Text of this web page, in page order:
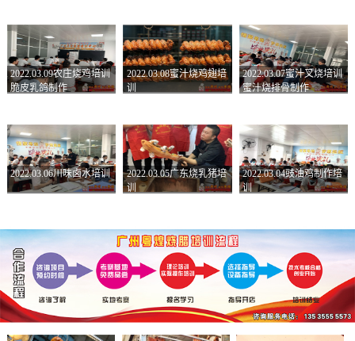
2022.03.09农庄烧鸡培训
脆皮乳鸽制作
2022.03.08蜜汁烧鸡翅培
训
2022.03.07蜜汁叉烧培训
蜜汁烧排骨制作
2022.03.06川味卤水培训
2022.03.05广东烧乳猪培
训
2022.03.04豉油鸡制作培
训